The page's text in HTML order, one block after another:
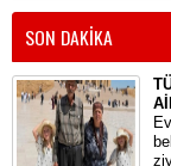
SON DAKİKA